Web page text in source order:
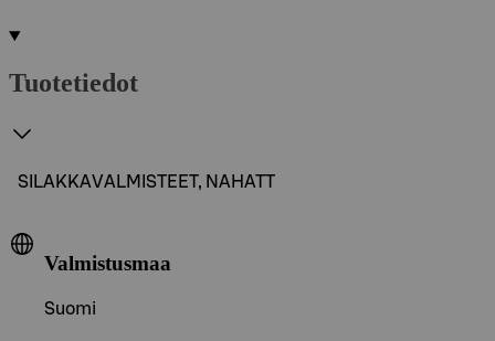
Tuotetiedot
SILAKKAVALMISTEET, NAHATT
Valmistusmaa
Suomi